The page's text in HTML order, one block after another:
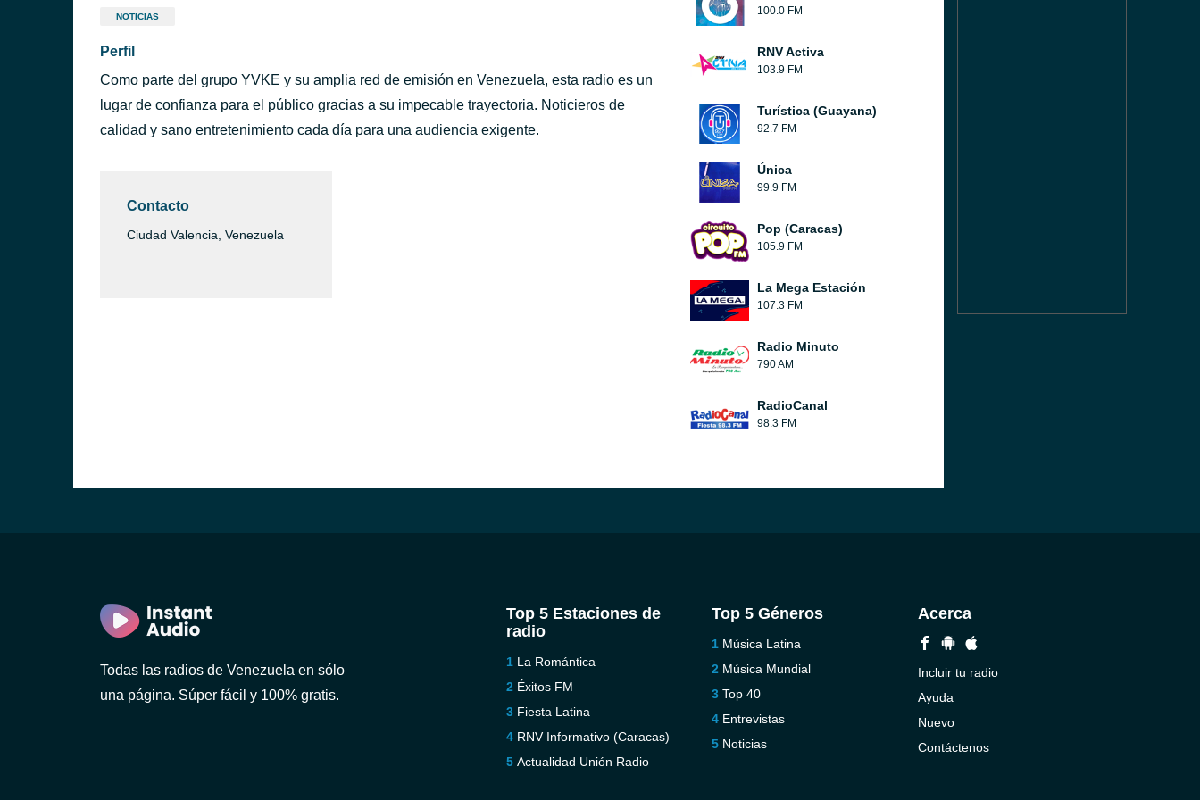
NOTICIAS
Perfil
Como parte del grupo YVKE y su amplia red de emisión en Venezuela, esta radio es un
lugar de confianza para el público gracias a su impecable trayectoria. Noticieros de
calidad y sano entretenimiento cada día para una audiencia exigente.
Contacto
Ciudad Valencia, Venezuela
100.0 FM
RNV Activa
103.9 FM
Turística (Guayana)
92.7 FM
Única
99.9 FM
Pop (Caracas)
105.9 FM
La Mega Estación
107.3 FM
Radio Minuto
790 AM
RadioCanal
98.3 FM
Todas las radios de Venezuela en sólo
una página. Súper fácil y 100% gratis.
Top 5 Estaciones de
radio
La Romántica
Éxitos FM
Fiesta Latina
RNV Informativo (Caracas)
Actualidad Unión Radio
Top 5 Géneros
Música Latina
Música Mundial
Top 40
Entrevistas
Noticias
Acerca
Incluir tu radio
Ayuda
Nuevo
Contáctenos